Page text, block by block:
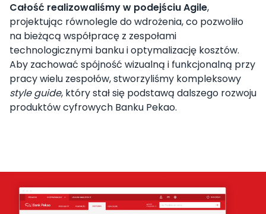
Całość realizowaliśmy w podejściu Agile,
projektując równolegle do wdrożenia, co pozwoliło
na bieżącą współpracę z zespołami
technologicznymi banku i optymalizację kosztów.
Aby zachować spójność wizualną i funkcjonalną przy
pracy wielu zespołów, stworzyliśmy kompleksowy
style guide, który stał się podstawą dalszego rozwoju
produktów cyfrowych Banku Pekao.